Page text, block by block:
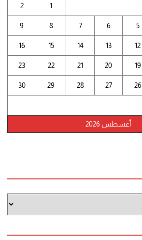
أغسطس 2026
1
2
5
6
7
8
9
12
13
14
15
16
19
20
21
22
23
26
27
28
29
30